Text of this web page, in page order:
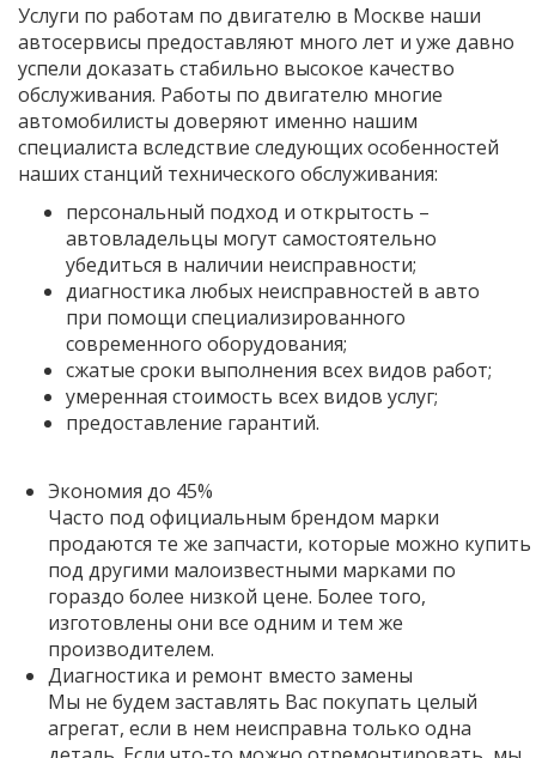
Услуги по работам по двигателю в Москве наши
автосервисы предоставляют много лет и уже давно
успели доказать стабильно высокое качество
обслуживания. Работы по двигателю многие
автомобилисты доверяют именно нашим
специалиста вследствие следующих особенностей
наших станций технического обслуживания:
персональный подход и открытость –
автовладельцы могут самостоятельно
убедиться в наличии неисправности;
диагностика любых неисправностей в авто
при помощи специализированного
современного оборудования;
сжатые сроки выполнения всех видов работ;
умеренная стоимость всех видов услуг;
предоставление гарантий.
Экономия до 45%
Часто под официальным брендом марки
продаются те же запчасти, которые можно купить
под другими малоизвестными марками по
гораздо более низкой цене. Более того,
изготовлены они все одним и тем же
производителем.
Диагностика и ремонт вместо замены
Мы не будем заставлять Вас покупать целый
агрегат, если в нем неисправна только одна